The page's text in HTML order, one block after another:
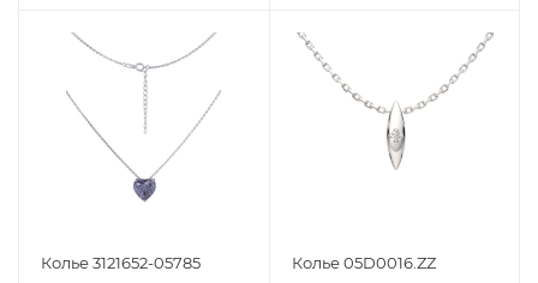
Колье 3121652-05785 Колье 05D0016.ZZ